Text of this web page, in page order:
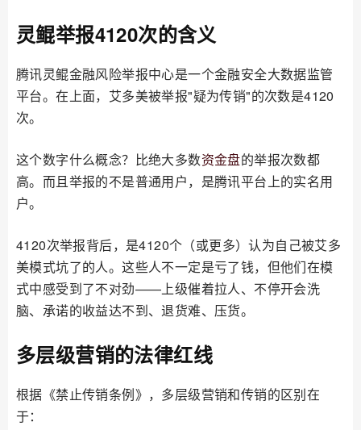
灵鲲举报4120次的含义
腾讯灵鲲金融风险举报中心是一个金融安全大数据监管
平台。在上面，艾多美被举报"疑为传销"的次数是4120
次。
这个数字什么概念？比绝大多数资金盘的举报次数都
高。而且举报的不是普通用户，是腾讯平台上的实名用
户。
4120次举报背后，是4120个（或更多）认为自己被艾多
美模式坑了的人。这些人不一定是亏了钱，但他们在模
式中感受到了不对劲——上级催着拉人、不停开会洗
脑、承诺的收益达不到、退货难、压货。
多层级营销的法律红线
根据《禁止传销条例》，多层级营销和传销的区别在
于：